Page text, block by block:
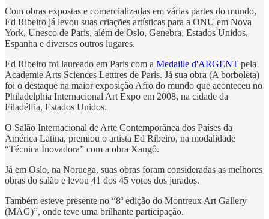
Com obras expostas e comercializadas em várias partes do mundo,
Ed Ribeiro já levou suas criações artísticas para a ONU em Nova
York, Unesco de Paris, além de Oslo, Genebra, Estados Unidos,
Espanha e diversos outros lugares.
Ed Ribeiro foi laureado em Paris com a Medaille d'ARGENT pela
Academie Arts Sciences Letttres de Paris. Já sua obra (A borboleta)
foi o destaque na maior exposição Afro do mundo que aconteceu no
Philadelphia Internacional Art Expo em 2008, na cidade da
Filadélfia, Estados Unidos.
O Salão Internacional de Arte Contemporânea dos Países da
América Latina, premiou o artista Ed Ribeiro, na modalidade
“Técnica Inovadora” com a obra Xangô.
Já em Oslo, na Noruega, suas obras foram consideradas as melhores
obras do salão e levou 41 dos 45 votos dos jurados.
Também esteve presente no “8ª edição do Montreux Art Gallery
(MAG)”, onde teve uma brilhante participação.